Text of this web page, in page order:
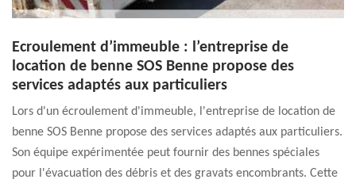
Ecroulement d’immeuble : l’entreprise de
location de benne SOS Benne propose des
services adaptés aux particuliers
Lors d'un écroulement d'immeuble, l'entreprise de location de
benne SOS Benne propose des services adaptés aux particuliers.
Son équipe expérimentée peut fournir des bennes spéciales
pour l'évacuation des débris et des gravats encombrants. Cette